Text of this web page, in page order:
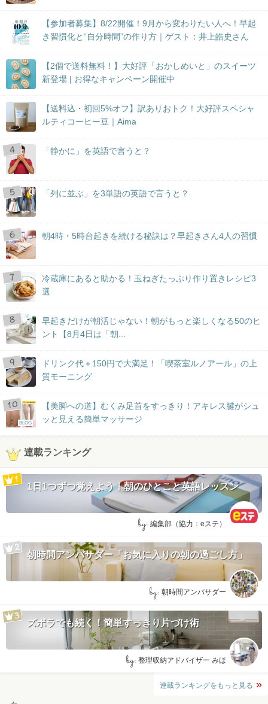
【参加者募集】8/22開催！9月から変わりたい人へ！早起
き習慣化と“自分時間”の作り方｜ゲスト：井上皓史さん
【2個で送料無料！】大好評「おかしめいと」のスイーツ
新登場 | お得なキャンペーン開催中
【送料込・初回5%オフ】訳ありおトク！大好評スペシャ
ルティコーヒー豆｜Aima
「静かに」を英語で言うと？
「列に並ぶ」を3単語の英語で言うと？
朝4時・5時台起きを続ける秘訣は？早起きさん4人の習慣
冷蔵庫にあると助かる！玉ねぎたっぷり作り置きレシピ3
選
早起きだけが朝活じゃない！朝がもっと楽しくなる50のヒ
ント【8月4日は「朝...
ドリンク代＋150円で大満足！「喫茶室ルノアール」の上
質モーニング
BLOG
【美脚への道】むくみ足首をすっきり！アキレス腱がシュ
ッと見える簡単マッサージ
連載ランキング
1日1つずつ覚えよう！朝のひとこと英語レッスン
by: 編集部（協力：eステ）
朝時間アンバサダー「お気に入りの朝の過ごし方」
by: 朝時間アンバサダー
ズボラでも続く！簡単すっきり片づけ術
by: 整理収納アドバイザー みほ
連載ランキングをもっと見る